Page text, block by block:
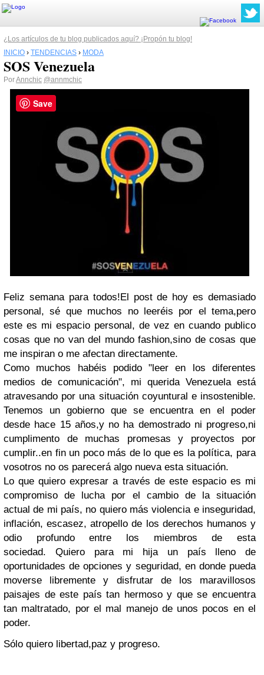
¿Los artículos de tu blog publicados aquí? ¡Propón tu blog!
INICIO › TENDENCIAS › MODA
SOS Venezuela
PorAnnchic @annmchic
Feliz semana para todos!El post de hoy es demasiado
personal, sé que muchos no leeréis por el tema,pero
este es mi espacio personal, de vez en cuando publico
cosas que no van del mundo fashion,sino de cosas que
me inspiran o me afectan directamente.
Como muchos habéis podido "leer en los diferentes
medios de comunicación", mi querida Venezuela está
atravesando por una situación coyuntural e insostenible.
Tenemos un gobierno que se encuentra en el poder
desde hace 15 años,y no ha demostrado ni progreso,ni
cumplimento de muchas promesas y proyectos por
cumplir..en fin un poco más de lo que es la política, para
vosotros no os parecerá algo nueva esta situación.
Lo que quiero expresar a través de este espacio es mi
compromiso de lucha por el cambio de la situación
actual de mi país, no quiero más violencia e inseguridad,
inflación, escasez, atropello de los derechos humanos y
odio profundo entre los miembros de esta
sociedad. Quiero para mi hija un país lleno de
oportunidades de opciones y seguridad, en donde pueda
moverse libremente y disfrutar de los maravillosos
paisajes de este país tan hermoso y que se encuentra
tan maltratado, por el mal manejo de unos pocos en el
poder.
Sólo quiero libertad,paz y progreso.
Save